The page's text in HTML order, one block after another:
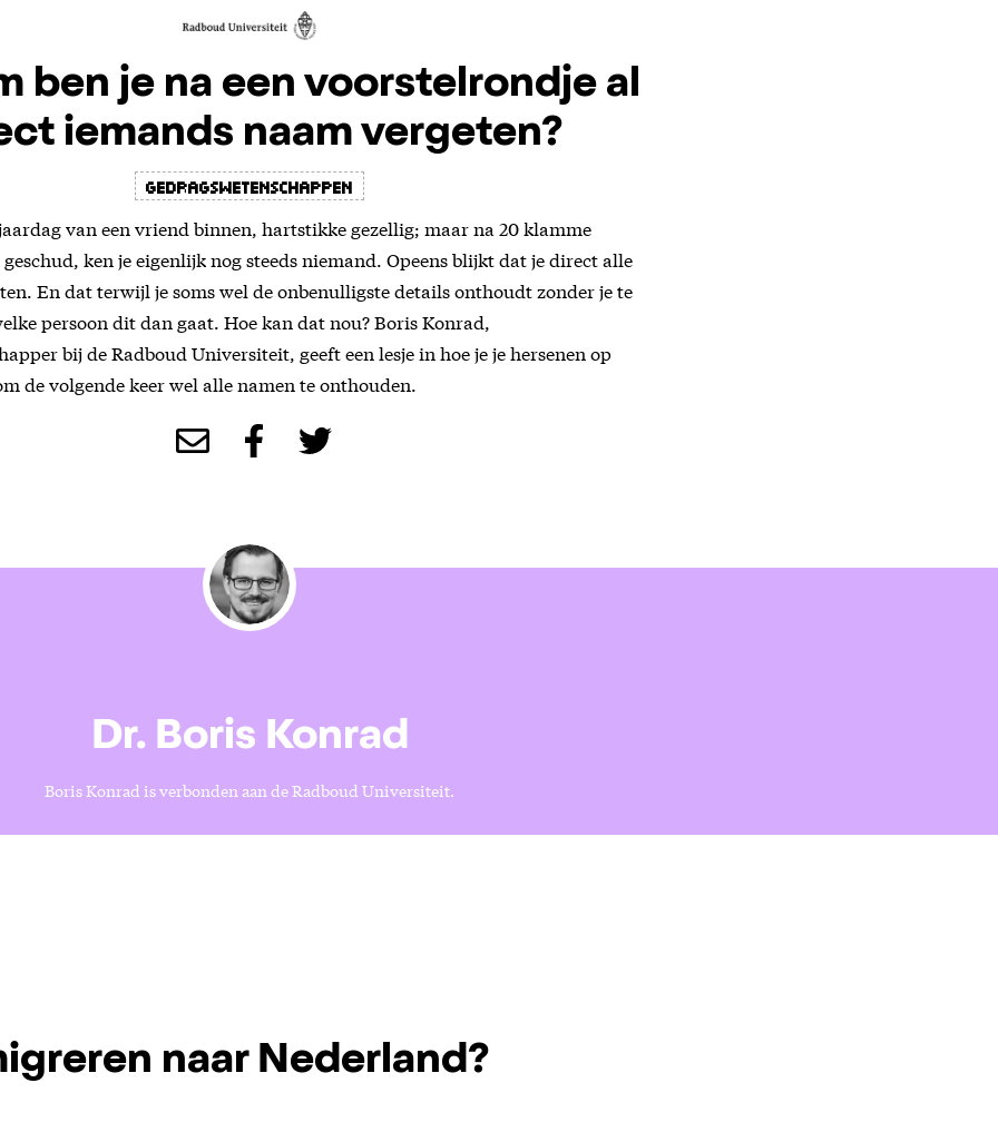
ben je na een voorstelrondje al
iemands naam vergeten?
Gedragswetenschappen
van een vriend binnen, hartstikke gezellig; maar na 20 klamme
geschud, ken je eigenlijk nog steeds niemand. Opeens blijkt dat je direct alle
En dat terwijl je soms wel de onbenulligste details onthoudt zonder je te
persoon dit dan gaat. Hoe kan dat nou? Boris Konrad,
bij de Radboud Universiteit, geeft een lesje in hoe je je hersenen op
de volgende keer wel alle namen te onthouden.
Dr. Boris Konrad
Boris Konrad is verbonden aan de Radboud Universiteit.
naar Nederland?